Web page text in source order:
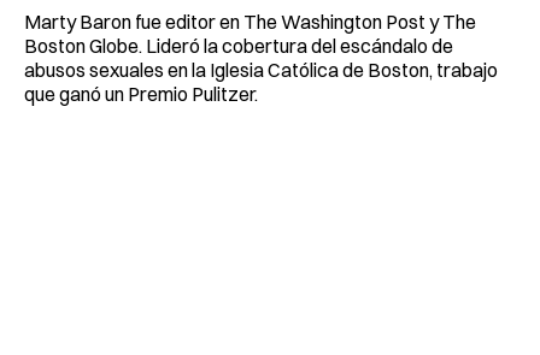
Marty Baron fue editor en The Washington Post y The
Boston Globe. Lideró la cobertura del escándalo de
abusos sexuales en la Iglesia Católica de Boston, trabajo
que ganó un Premio Pulitzer.